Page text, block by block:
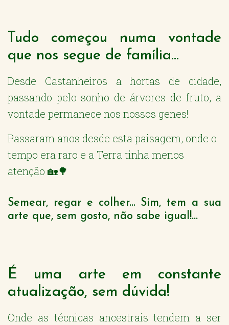
Tudo começou numa vontade
que nos segue de família...
Desde Castanheiros a hortas de cidade,
passando pelo sonho de árvores de fruto, a
vontade permanece nos nossos genes!
Passaram anos desde esta paisagem, onde o
tempo era raro e a Terra tinha menos
atenção 🏡🌳
Semear, regar e colher... Sim, tem a sua
arte que, sem gosto, não sabe igual!...
É uma arte em constante
atualização, sem dúvida!
Onde as técnicas ancestrais tendem a ser